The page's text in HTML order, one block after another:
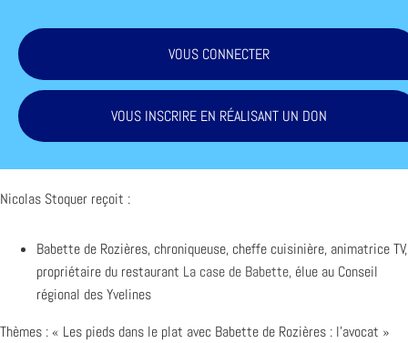
VOUS CONNECTER
VOUS INSCRIRE EN RÉALISANT UN DON
Nicolas Stoquer reçoit :
Babette de Rozières, chroniqueuse, cheffe cuisinière, animatrice TV,
propriétaire du restaurant La case de Babette, élue au Conseil
régional des Yvelines
Thèmes : « Les pieds dans le plat avec Babette de Rozières : l’avocat »